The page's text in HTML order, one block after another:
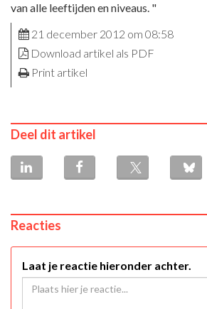
van alle leeftijden en niveaus. "
21 december 2012 om 08:58
Download artikel als PDF
Print artikel
Deel dit artikel
Reacties
Laat je reactie hieronder achter.